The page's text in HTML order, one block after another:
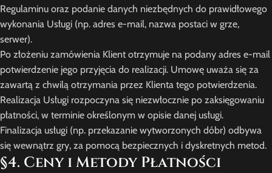
Regulaminu oraz podanie danych niezbędnych do prawidłowego
wykonania Usługi (np. adres e-mail, nazwa postaci w grze,
serwer).
Po złożeniu zamówienia Klient otrzymuje na podany adres e-mail
potwierdzenie jego przyjęcia do realizacji. Umowę uważa się za
zawartą z chwilą otrzymania przez Klienta tego potwierdzenia.
Realizacja Usługi rozpoczyna się niezwłocznie po zaksięgowaniu
płatności, w terminie określonym w opisie danej usługi.
Finalizacja usługi (np. przekazanie wytworzonych dóbr) odbywa
się wewnątrz gry, za pomocą bezpiecznych i dyskretnych metod.
§4. Ceny i Metody Płatności